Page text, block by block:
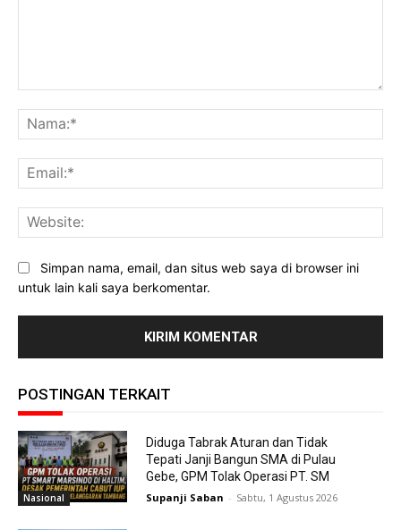
Simpan nama, email, dan situs web saya di browser ini
untuk lain kali saya berkomentar.
POSTINGAN TERKAIT
Nasional
Diduga Tabrak Aturan dan Tidak
Tepati Janji Bangun SMA di Pulau
Gebe, GPM Tolak Operasi PT. SM
Supanji Saban - Sabtu, 1 Agustus 2026